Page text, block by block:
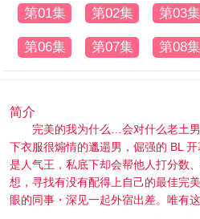
第01集 第02集 第03集
第06集 第07集 第08集
简介
完美的我为什么…会对什么老土男
下衣服很煽情的邋遢男，倔强的 BL
是人气王，私底下却会帮他人打分数
想，寻找有没有配得上自己的最佳完
眼的同事・深见一起外宿出差。唯有